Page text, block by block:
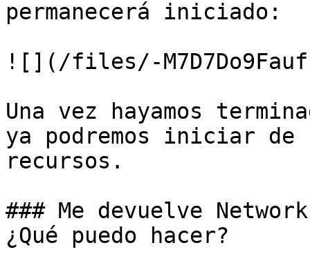
permanecerá iniciado:
![](/files/-
Una vez hayamos
ya podremos iniciar de
recursos.
### Me devuelve
¿Qué puedo hacer?